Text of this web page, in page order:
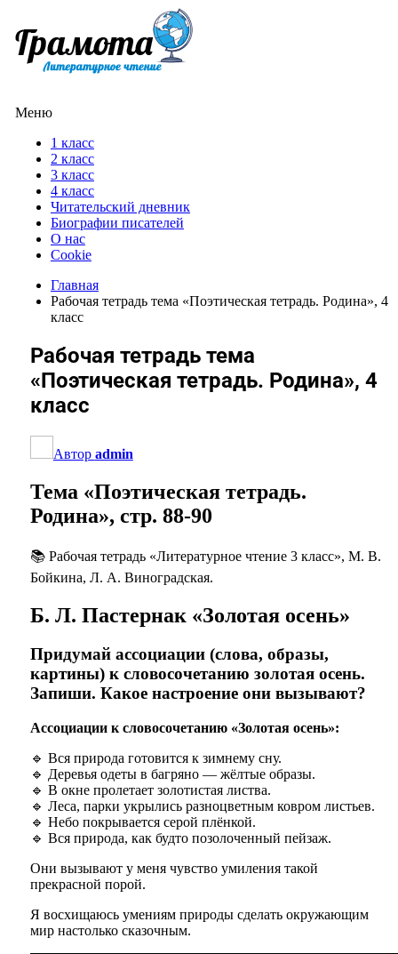
Меню
1 класс
2 класс
3 класс
4 класс
Читательский дневник
Биографии писателей
О нас
Cookie
Главная
Рабочая тетрадь тема «Поэтическая тетрадь. Родина», 4
класс
Рабочая тетрадь тема
«Поэтическая тетрадь. Родина», 4
класс
Автор admin
Тема «Поэтическая тетрадь.
Родина», стр. 88-90
📚 Рабочая тетрадь «Литературное чтение 3 класс», М. В.
Бойкина, Л. А. Виноградская.
Б. Л. Пастернак «Золотая осень»
Придумай ассоциации (слова, образы,
картины) к словосочетанию золотая осень.
Запиши. Какое настроение они вызывают?
Ассоциации к словосочетанию «Золотая осень»:
🔹 Вся природа готовится к зимнему сну.
🔹 Деревья одеты в багряно — жёлтые образы.
🔹 В окне пролетает золотистая листва.
🔹 Леса, парки укрылись разноцветным ковром листьев.
🔹 Небо покрывается серой плёнкой.
🔹 Вся природа, как будто позолоченный пейзаж.
Они вызывают у меня чувство умиления такой
прекрасной порой.
Я восхищаюсь умениям природы сделать окружающим
мир настолько сказочным.